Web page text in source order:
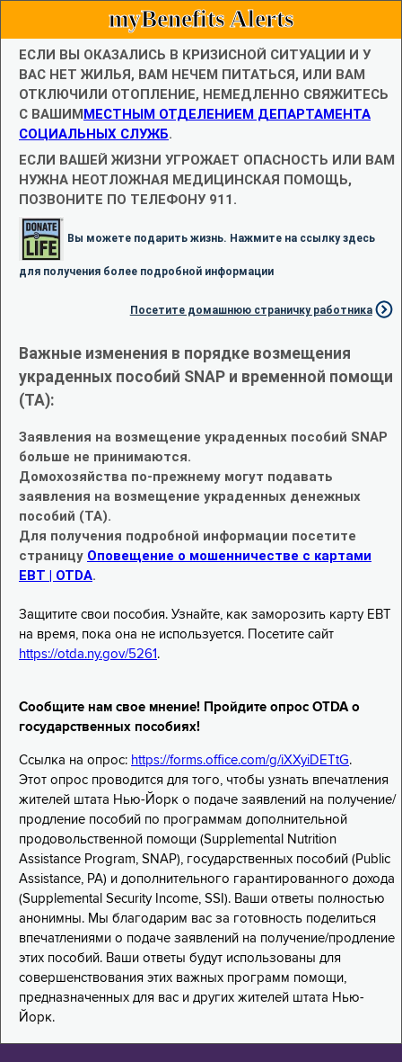
myBenefits Alerts
ЕСЛИ ВЫ ОКАЗАЛИСЬ В КРИЗИСНОЙ СИТУАЦИИ И У
ВАС НЕТ ЖИЛЬЯ, ВАМ НЕЧЕМ ПИТАТЬСЯ, ИЛИ ВАМ
ОТКЛЮЧИЛИ ОТОПЛЕНИЕ, НЕМЕДЛЕННО СВЯЖИТЕСЬ
С ВАШИММЕСТНЫМ ОТДЕЛЕНИЕМ ДЕПАРТАМЕНТА
СОЦИАЛЬНЫХ СЛУЖБ.
ЕСЛИ ВАШЕЙ ЖИЗНИ УГРОЖАЕТ ОПАСНОСТЬ ИЛИ ВАМ
НУЖНА НЕОТЛОЖНАЯ МЕДИЦИНСКАЯ ПОМОЩЬ,
ПОЗВОНИТЕ ПО ТЕЛЕФОНУ 911.
Вы можете подарить жизнь. Нажмите на ссылку здесь
для получения более подробной информации
Посетите домашнюю страничку работника
Важные изменения в порядке возмещения
украденных пособий SNAP и временной помощи
(TA):
Заявления на возмещение украденных пособий SNAP
больше не принимаются.
Домохозяйства по-прежнему могут подавать
заявления на возмещение украденных денежных
пособий (TA).
Для получения подробной информации посетите
страницу Оповещение о мошенничестве с картами
EBT | OTDA.
Защитите свои пособия. Узнайте, как заморозить карту EBT
на время, пока она не используется. Посетите сайт
https://otda.ny.gov/5261 .
Сообщите нам свое мнение! Пройдите опрос OTDA о
государственных пособиях!
Ссылка на опрос: https://forms.office.com/g/iXXyiDETtG.
Этот опрос проводится для того, чтобы узнать впечатления
жителей штата Нью-Йорк о подаче заявлений на получение/
продление пособий по программам дополнительной
продовольственной помощи (Supplemental Nutrition
Assistance Program, SNAP), государственных пособий (Public
Assistance, PA) и дополнительного гарантированного дохода
(Supplemental Security Income, SSI). Ваши ответы полностью
анонимны. Мы благодарим вас за готовность поделиться
впечатлениями о подаче заявлений на получение/продление
этих пособий. Ваши ответы будут использованы для
совершенствования этих важных программ помощи,
предназначенных для вас и других жителей штата Нью-
Йорк.